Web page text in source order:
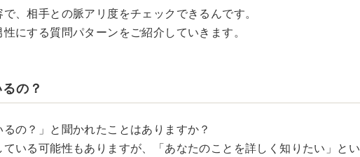
、相手との脈アリ度をチェックできるんです。
にする質問パターンをご紹介していきます。
の？
の？」と聞かれたことはありますか？
いる可能性もありますが、「あなたのことを詳しく知りたい」とい